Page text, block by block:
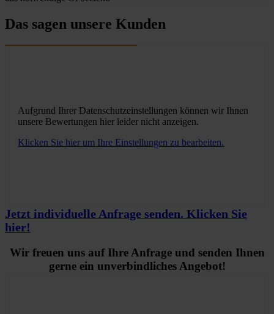
Das sagen unsere Kunden
Aufgrund Ihrer Datenschutzeinstellungen können wir Ihnen
unsere Bewertungen hier leider nicht anzeigen.
Klicken Sie hier um Ihre Einstellungen zu bearbeiten.
Jetzt individuelle Anfrage senden. Klicken Sie
hier!
Wir freuen uns auf Ihre Anfrage und senden Ihnen
gerne ein unverbindliches Angebot!